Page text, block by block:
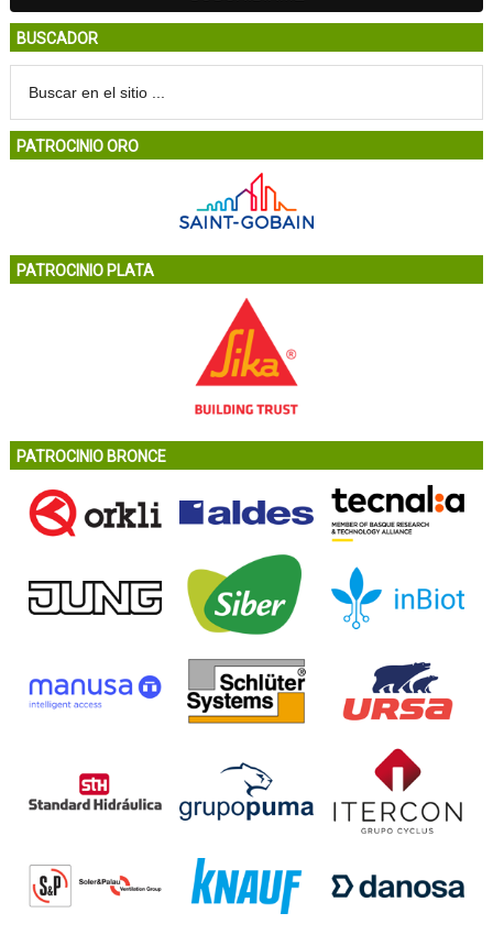
BUSCADOR
PATROCINIO ORO
PATROCINIO PLATA
PATROCINIO BRONCE